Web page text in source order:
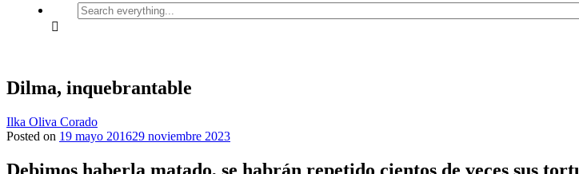
Search
everything...
Dilma, inquebrantable
Ilka Oliva Corado
Posted on 19 mayo 201629 noviembre 2023